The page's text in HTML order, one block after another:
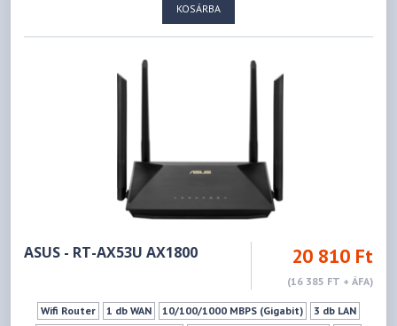
IEEE 802.11n - 5GHz
KOSÁRBA
ASUS - RT-AX53U AX1800 20 810 Ft
(16 385 FT + ÁFA)
Wifi Router 1 db WAN 10/100/1000 MBPS (Gigabit)
3 db LAN